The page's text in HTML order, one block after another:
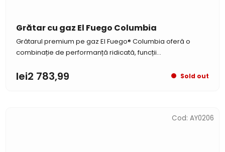
Grătar cu gaz El Fuego Columbia
Sold out
lei2 783,99
Grătarul premium pe gaz El Fuego® Columbia oferă o
combinație de performanță ridicată, funcții...
Cod: AY0206